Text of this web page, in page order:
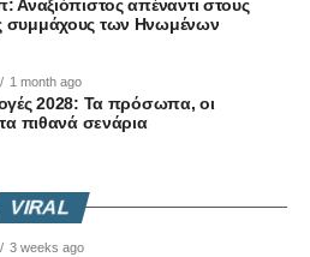
Αναξιόπιστος απέναντι στους
συμμάχους των Ηνωμένων
1 month ago
2028: Τα πρόσωπα, οι
πιθανά σενάρια
VIRAL
3 weeks ago